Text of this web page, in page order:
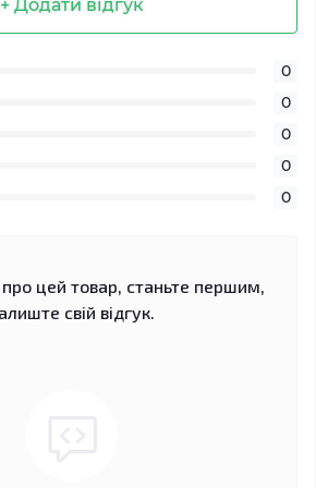
+ Додати відгук
0
0
0
0
0
про цей товар, станьте першим,
свій відгук.